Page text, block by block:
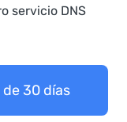
servicio DNS
30 días